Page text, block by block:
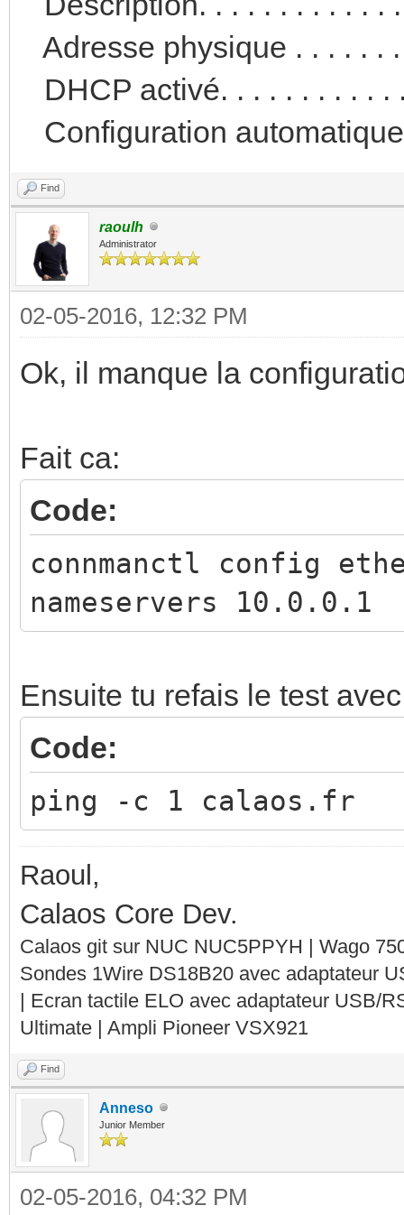
Adresse physique . . . . . .
DHCP activé. . . . . . . . . . .
Configuration
Find
raoulh
Administrator
02-05-2016, 12:32 PM
Ok, il manque la
Fait ca:
Code:
connmanctl config
nameservers 10.0.0.1
Ensuite tu refais le test
Code:
ping -c 1 calaos.fr
Raoul,
Calaos Core Dev.
Calaos git sur NUC NUC5PPYH | Wago
Sondes 1Wire DS18B20 avec adaptateur
| Ecran tactile ELO avec adaptateur USB/
Ultimate | Ampli Pioneer VSX921
Find
Anneso
Junior Member
02-05-2016, 04:32 PM